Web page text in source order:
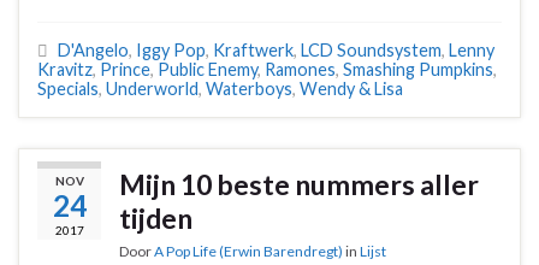
D'Angelo, Iggy Pop, Kraftwerk, LCD Soundsystem, Lenny
Kravitz, Prince, Public Enemy, Ramones, Smashing Pumpkins,
Specials, Underworld, Waterboys, Wendy & Lisa
NOV
24
2017
Mijn 10 beste nummers aller
tijden
DoorA Pop Life (Erwin Barendregt) in Lijst